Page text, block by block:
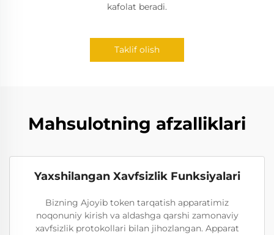
kafolat beradi.
Taklif olish
Mahsulotning afzalliklari
Yaxshilangan Xavfsizlik Funksiyalari
Bizning Ajoyib token tarqatish apparatimiz
noqonuniy kirish va aldashga qarshi zamonaviy
xavfsizlik protokollari bilan jihozlangan. Apparat